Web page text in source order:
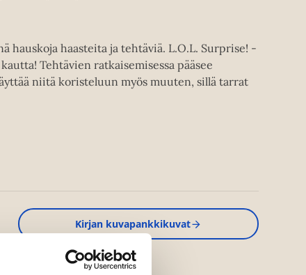
hauskoja haasteita ja tehtäviä. L.O.L. Surprise! -
Tehtävien ratkaisemisessa pääsee
niitä koristeluun myös muuten, sillä tarrat
Kirjan kuvapankkikuvat